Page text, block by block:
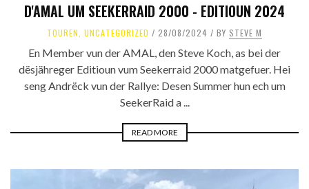
D'AMAL UM SEEKERRAID 2000 - EDITIOUN 2024
TOUREN UNCATEGORIZED 28/08/2024 BY STEVE M
En Member vun der AMAL, den Steve Koch, as bei der
dësjähreger Editioun vum Seekerraid 2000 matgefuer. Hei
seng Andrëck vun der Rallye: Desen Summer hun ech um
SeekerRaid a ...
READ MORE